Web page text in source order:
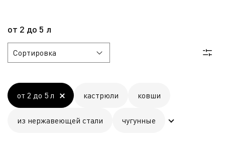
от 2 до 5 л
от 2 до 5 л кастрюли ковши
из нержавеющей стали чугунные